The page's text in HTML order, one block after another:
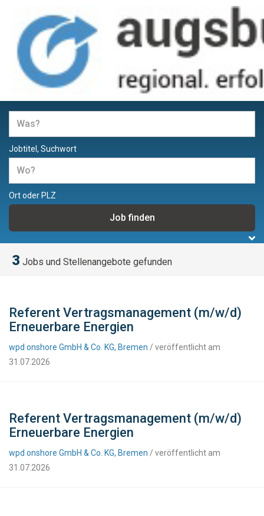
Jobs und Stellenangebote in
Augsburg
Jobtitel, Suchwort
Ort oder PLZ
3 Jobs und Stellenangebote gefunden
Referent Vertragsmanagement (m/w/d)
Erneuerbare Energien
wpd onshore GmbH & Co. KG, Bremen / veröffentlicht am
31.07.2026
Referent Vertragsmanagement (m/w/d)
Erneuerbare Energien
wpd onshore GmbH & Co. KG, Bremen / veröffentlicht am
31.07.2026